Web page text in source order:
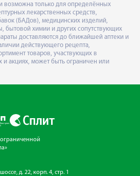
возможна только для определённых
лекарственных средств,
(БАДов), медицинских изделий,
бытовой химии и других сопутствующих
доставляются до ближайшей аптеки и
действующего рецепта,
товаров, участвующих в
акциях, может быть ограничен или
д. 22, корп. 4, стр. 1